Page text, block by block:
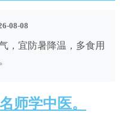
08-08
，宜防暑降温，多食用
师学中医。